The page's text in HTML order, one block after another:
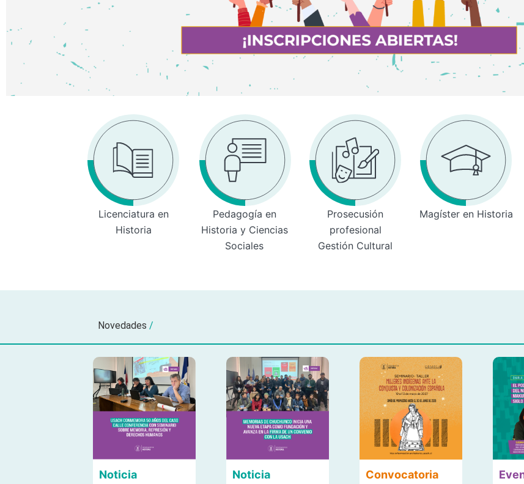
Licenciatura en
Historia
Pedagogía en
Historia y Ciencias
Sociales
Prosecusión
profesional
Gestión Cultural
Magíster en Historia
Novedades /
Noticia Noticia Convocatoria